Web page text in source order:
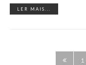
LER MAIS...
1